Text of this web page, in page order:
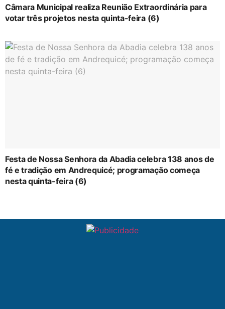
Câmara Municipal realiza Reunião Extraordinária para
votar três projetos nesta quinta-feira (6)
Festa de Nossa Senhora da Abadia celebra 138 anos de
fé e tradição em Andrequicé; programação começa
nesta quinta-feira (6)